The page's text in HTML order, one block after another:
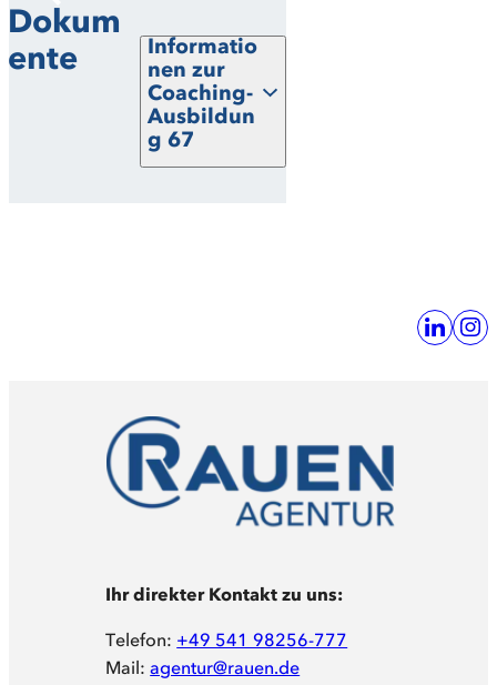
Dokum
ente
Informatio
nen zur
Coaching-
Ausbildun
g 67
Ihr direkter Kontakt zu uns:
Telefon: +49 541 98256-777
Mail:agentur@rauen.de